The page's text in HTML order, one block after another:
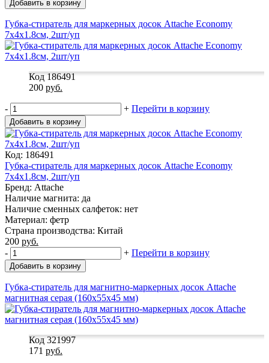
Добавить в корзину
Губка-стиратель для маркерных досок Attache Economy
7x4x1.8cм, 2шт/уп
Код 186491
200 руб.
- + Перейти в корзину
Добавить в корзину
Код: 186491
Губка-стиратель для маркерных досок Attache Economy
7x4x1.8cм, 2шт/уп
Бренд: Attache
Наличие магнита: да
Наличие сменных салфеток: нет
Материал: фетр
Страна производства: Китай
200 руб.
-
+ Перейти в корзину
Добавить в корзину
Губка-стиратель для магнитно-маркерных досок Attache
магнитная серая (160x55x45 мм)
Код 321997
171 руб.